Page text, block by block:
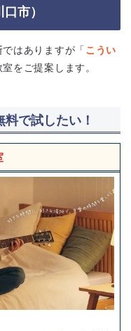
市）
はありますが「 こうい
室をご提案します。
で試したい！